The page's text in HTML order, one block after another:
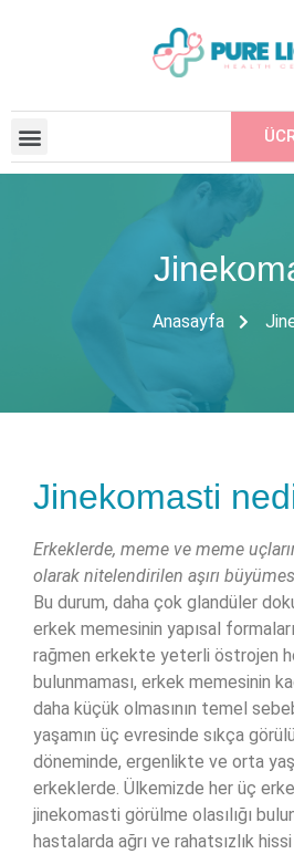
Anasayfa
Jinekomasti
Erkeklerde, meme ve meme
olarak nitelendirilen aşırı
Bu durum, daha çok glandüler
erkek memesinin yapısal
rağmen erkekte yeterli östrojen
bulunmaması, erkek memesinin
daha küçük olmasının temel
yaşamın üç evresinde sıkça
döneminde, ergenlikte ve orta
erkeklerde. Ülkemizde her üç
jinekomasti görülme olasılığı
hastalarda ağrı ve rahatsızlık